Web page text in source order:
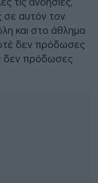
σε αυτόν τον
και στο άθλημα
δεν πρόδωσες
δεν πρόδωσες